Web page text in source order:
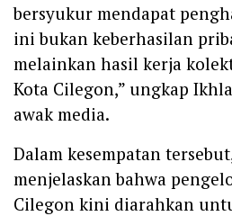
bersyukur mendapat
ini bukan keberhasilan
melainkan hasil kerja
Kota Cilegon,” ungkap
awak media.
Dalam kesempatan
menjelaskan bahwa
Cilegon kini diarahkan